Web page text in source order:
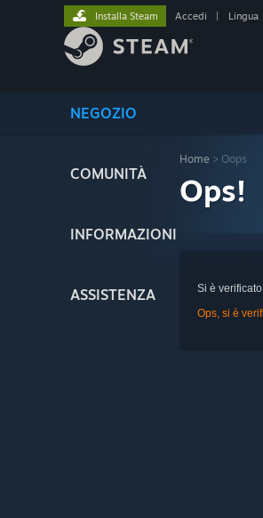
NEGOZIO
COMUNITÀ
INFORMAZIONI
ASSISTENZA
Installa Steam Accedi Lingua
Home > Oops
Ops!
Si è
Ops, si è